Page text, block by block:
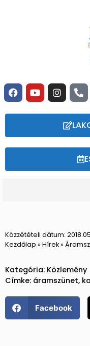
Közzétételi dátum:
Kezdőlap » Hírek»
Kategória: Közlemény
Címke: áramszünet,
Facebook